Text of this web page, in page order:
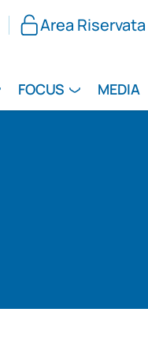
Area Riservata
FOCUS MEDIA